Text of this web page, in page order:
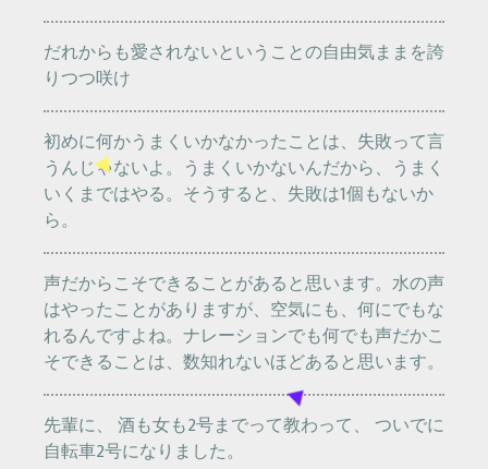
だれからも愛されないということの自由気ままを誇
りつつ咲け
初めに何かうまくいかなかったことは、失敗って言
うんじゃないよ。うまくいかないんだから、うまく
いくまではやる。そうすると、失敗は1個もないか
ら。
声だからこそできることがあると思います。水の声
はやったことがありますが、空気にも、何にでもな
れるんですよね。ナレーションでも何でも声だかこ
そできることは、数知れないほどあると思います。
先輩に、 酒も女も2号までって教わって、 ついでに
自転車2号になりました。